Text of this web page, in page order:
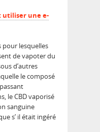
utiliser une e-
pour lesquelles
de vapoter du
d’autres
le composé
le CBD vaporisé
sanguine
s’ il était ingéré